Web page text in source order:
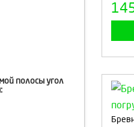
полосы угол